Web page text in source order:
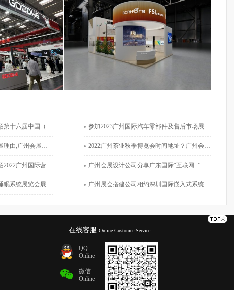
）有限公司
平米
海
06-13
汉伏能源技术（南京）有限公司
展览面积：144平米
工程地点：德国
工程时间：2024-06-19
有限公司
平米
06-19
佛山电器照明股份有限公司
展览面积：144平米
工程时间：2024-06-09
办公设备及耗材展览会展品范围 参加2023广州国际汽车零部件及售后市场展览会理由,广州会展设计公司告知您原因
设计公司告知您原因 2022广州茶业秋季博览会时间地址？广州会展设计公司为您讲解
展览会及有机健康博览会时间地点 广州会展设计公司分享广东国际“互联网+”博览会展会信息
有哪些？广州展会公司告诉你 广州展会搭建公司相约深圳国际嵌入式系统展览会
在线客服 Online Customer Service
QQ
Online
微信
Online